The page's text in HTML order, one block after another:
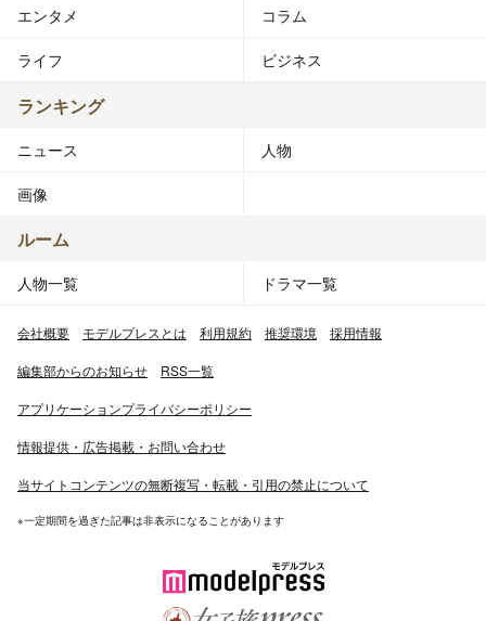
エンタメ コラム
ライフ ビジネス
ランキング
ニュース 人物
画像
ルーム
人物一覧 ドラマ一覧
会社概要 モデルプレスとは 利用規約 推奨環境 採用情報
編集部からのお知らせ RSS一覧
アプリケーションプライバシーポリシー
情報提供・広告掲載・お問い合わせ
当サイトコンテンツの無断複写・転載・引用の禁止について
※一定期間を過ぎた記事は非表示になることがあります